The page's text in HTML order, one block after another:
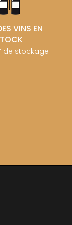
VINS EN
de stockage